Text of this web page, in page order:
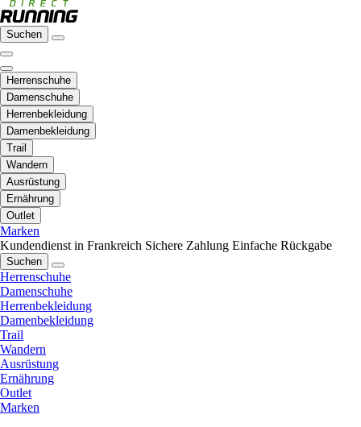
Suchen
Herrenschuhe
Damenschuhe
Herrenbekleidung
Damenbekleidung
Trail
Wandern
Ausrüstung
Ernährung
Outlet
Marken
Kundendienst in Frankreich Sichere Zahlung Einfache Rückgabe
Suchen
Herrenschuhe
Damenschuhe
Herrenbekleidung
Damenbekleidung
Trail
Wandern
Ausrüstung
Ernährung
Outlet
Marken